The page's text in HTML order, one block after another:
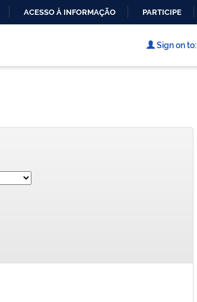
CONTEÚDO
ACESSO À INFORMAÇÃO PARTICIPE
Sign on to: